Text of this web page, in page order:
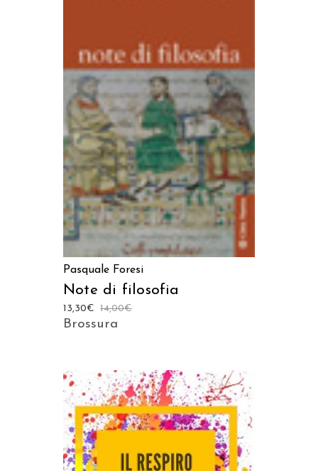
AGGIUNGI AL CARRELLO
Pasquale Foresi
Note di filosofia
14,00€
13,30€
Brossura